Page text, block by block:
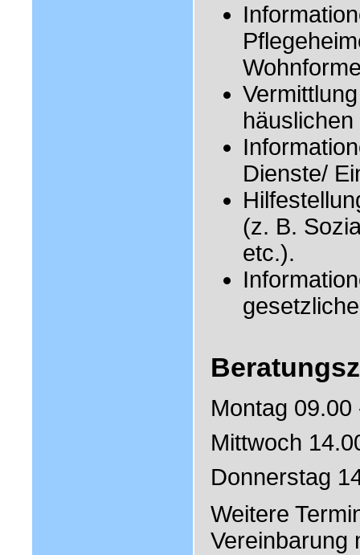
Dienste/
(z. B.
etc.).
Montag
Mittwoch
Donnerstag
Weitere
Vereinbarung